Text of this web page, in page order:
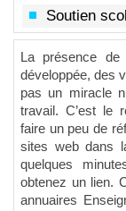
Soutien
La présence
développée, des
pas un miracle
travail. C’est le
faire un peu de
sites web dans
quelques
obtenez un lien.
annuaires